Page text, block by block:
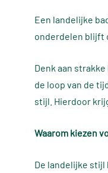
Een landelijke
onderdelen blijft
Denk aan
de loop van de
stijl. Hierdoor
Waarom kiezen
De landelijke